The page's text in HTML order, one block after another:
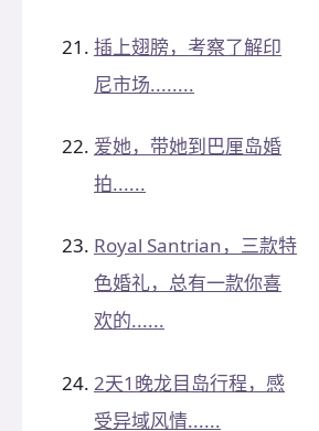
插上翅膀，考察了解印
尼市场........
爱她，带她到巴厘岛婚
拍......
Royal Santrian，三款特
色婚礼，总有一款你喜
欢的......
2天1晚龙目岛行程，感
受异域风情......